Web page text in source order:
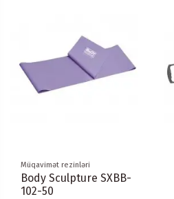
Müqavimət rezinləri
Body Sculpture SXBB-
102-50